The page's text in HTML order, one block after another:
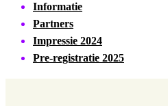
Informatie
Partners
Impressie 2024
Pre-registratie 2025